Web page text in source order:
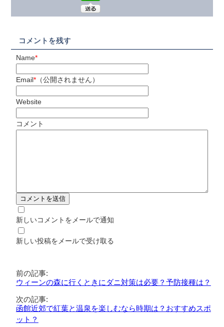
コメントを残す
Name*
Email*（公開されません）
Website
コメント
新しいコメントをメールで通知
新しい投稿をメールで受け取る
前の記事:
ウィーンの森に行くときにダニ対策は必要？予防接種は？
次の記事:
函館近郊で紅葉と温泉を楽しむなら時期は？おすすめスポ
ット？